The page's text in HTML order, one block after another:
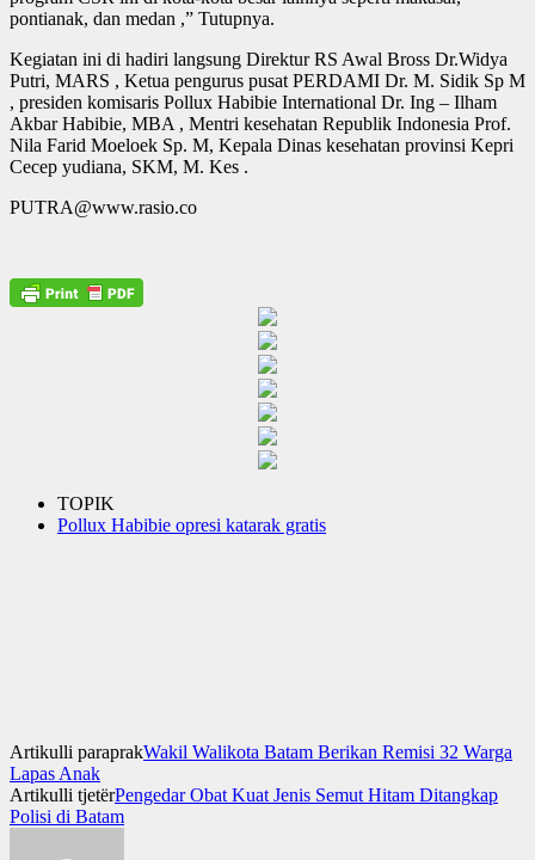
pontianak, dan medan ,” Tutupnya.
Kegiatan ini di hadiri langsung Direktur RS Awal Bross Dr.Widya
Putri, MARS , Ketua pengurus pusat PERDAMI Dr. M. Sidik Sp M
, presiden komisaris Pollux Habibie International Dr. Ing – Ilham
Akbar Habibie, MBA , Mentri kesehatan Republik Indonesia Prof.
Nila Farid Moeloek Sp. M, Kepala Dinas kesehatan provinsi Kepri
Cecep yudiana, SKM, M. Kes .
PUTRA@www.rasio.co
TOPIK
Pollux Habibie opresi katarak gratis
Artikulli paraprakWakil Walikota Batam Berikan Remisi 32 Warga
Lapas Anak
Artikulli tjetërPengedar Obat Kuat Jenis Semut Hitam Ditangkap
Polisi di Batam